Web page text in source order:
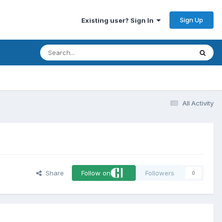
Existing user? Sign In Sign Up
All Activity
Share Follow on Followers 0